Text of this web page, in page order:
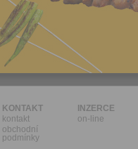
KONTAKT
kontakt
obchodní
podmínky
INZERCE
on-line
starší 16
s